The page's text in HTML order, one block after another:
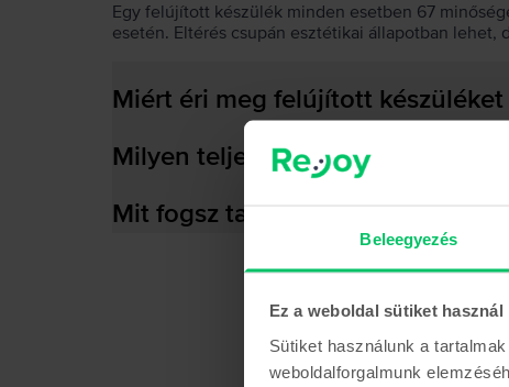
Beleegyezés
Ez a weboldal sütiket használ
Sütiket használunk a
weboldalforgalmunk
Egy felújított készülék minden esetben 67
esetén. Eltérés csupán esztétikai állapotban
Miért éri meg felújított készüléket
Milyen teljesítményre képes az
Mit fogsz találni a dobozban?